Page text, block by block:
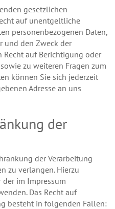
gesetzlichen
auf unentgeltliche
personenbezogenen Daten,
und den Zweck der
Recht auf Berichtigung oder
zu weiteren Fragen zum
können Sie sich jederzeit
Adresse an uns
der
der Verarbeitung
zu verlangen. Hierzu
im Impressum
Das Recht auf
besteht in folgenden Fällen: